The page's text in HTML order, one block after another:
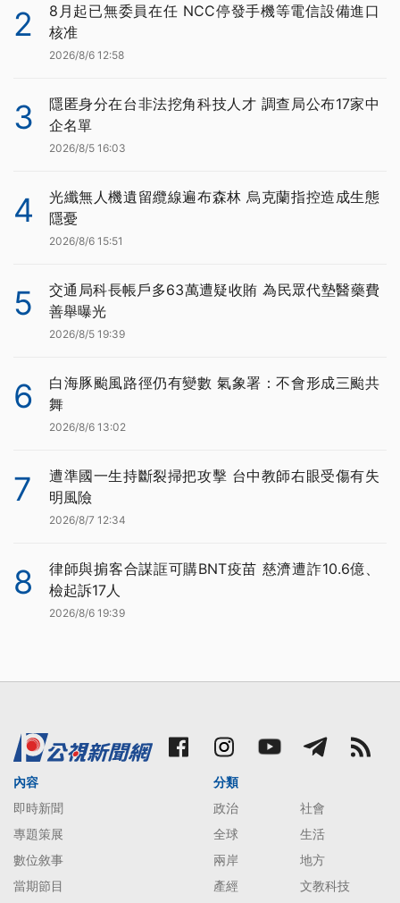
2
8月起已無委員在任 NCC停發手機等電信設備進口
核准
2026/8/6 12:58
3
隱匿身分在台非法挖角科技人才 調查局公布17家中
企名單
2026/8/5 16:03
4
光纖無人機遺留纜線遍布森林 烏克蘭指控造成生態
隱憂
2026/8/6 15:51
5
交通局科長帳戶多63萬遭疑收賄 為民眾代墊醫藥費
善舉曝光
2026/8/5 19:39
6
白海豚颱風路徑仍有變數 氣象署：不會形成三颱共
舞
2026/8/6 13:02
7
遭準國一生持斷裂掃把攻擊 台中教師右眼受傷有失
明風險
2026/8/7 12:34
8
律師與掮客合謀誆可購BNT疫苗 慈濟遭詐10.6億、
檢起訴17人
2026/8/6 19:39
內容
即時新聞
專題策展
數位敘事
當期節目
分類
政治
社會
全球
生活
兩岸
地方
產經
文教科技